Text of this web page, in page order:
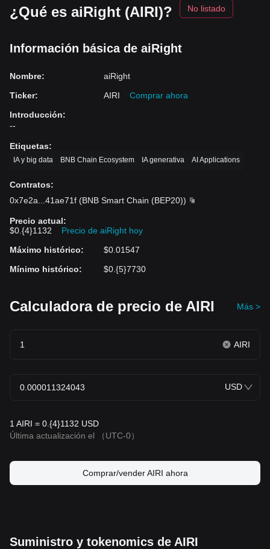
¿Qué es aiRight (AIRI)? No listado
Información básica de aiRight
Nombre:
aiRight
Ticker: AIRI
Comprar ahora
Introducción:
--
Etiquetas:
IA y big data BNB Chain Ecosystem IA generativa AI Applications
Contratos:
0x7e2a
41ae71f (BNB Smart Chain (BEP20))
Precio actual:
$0.{4}1132
Precio de aiRight hoy
Máximo histórico:
$0.01547
Mínimo histórico: $0.{5}7730
Calculadora de precio de AIRI Más >
AIRI
USD
1 AIRI = 0.{4}1132 USD
Última actualización el
（UTC-0）
Comprar/vender AIRI ahora
Suministro y tokenomics de AIRI